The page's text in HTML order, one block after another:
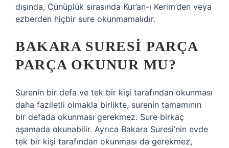
dışında, Cünüplük sırasında Kur’an-ı Kerim’den veya
ezberden hiçbir sure okunmamalıdır.
BAKARA SURESI PARÇA
PARÇA OKUNUR MU?
Surenin bir defa ve tek bir kişi tarafından okunması
daha faziletli olmakla birlikte, surenin tamamının
bir defada okunması gerekmez. Sure birkaç
aşamada okunabilir. Ayrıca Bakara Suresi’nin evde
tek bir kişi tarafından okunması da gerekmez,